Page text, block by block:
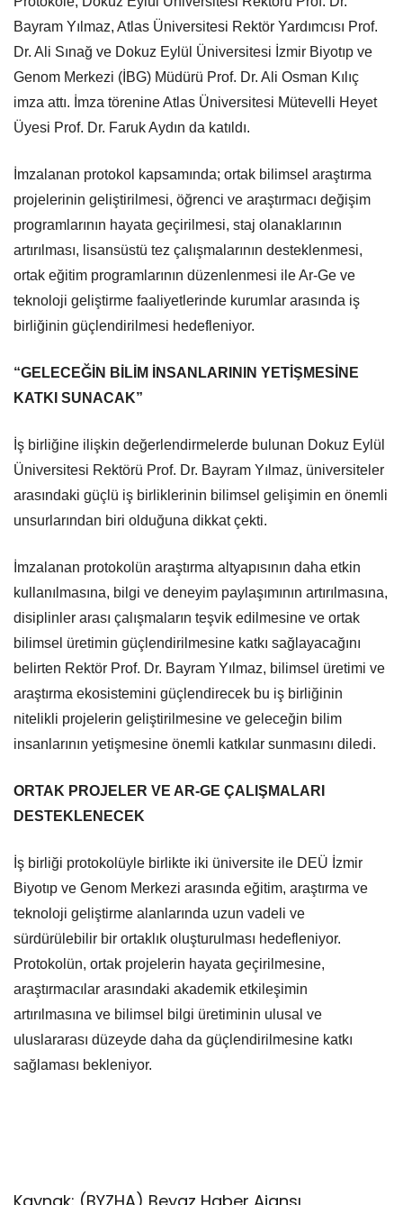
Bayram Yılmaz, Atlas Üniversitesi Rektör Yardımcısı Prof.
Dr. Ali Sınağ ve Dokuz Eylül Üniversitesi İzmir Biyotıp ve
Genom Merkezi (İBG) Müdürü Prof. Dr. Ali Osman Kılıç
imza attı. İmza törenine Atlas Üniversitesi Mütevelli Heyet
Üyesi Prof. Dr. Faruk Aydın da katıldı.
İmzalanan protokol kapsamında; ortak bilimsel araştırma
projelerinin geliştirilmesi, öğrenci ve araştırmacı değişim
programlarının hayata geçirilmesi, staj olanaklarının
artırılması, lisansüstü tez çalışmalarının desteklenmesi,
ortak eğitim programlarının düzenlenmesi ile Ar-Ge ve
teknoloji geliştirme faaliyetlerinde kurumlar arasında iş
birliğinin güçlendirilmesi hedefleniyor.
“GELECEĞİN BİLİM İNSANLARININ YETİŞMESİNE
KATKI SUNACAK”
İş birliğine ilişkin değerlendirmelerde bulunan Dokuz Eylül
Üniversitesi Rektörü Prof. Dr. Bayram Yılmaz, üniversiteler
arasındaki güçlü iş birliklerinin bilimsel gelişimin en önemli
unsurlarından biri olduğuna dikkat çekti.
İmzalanan protokolün araştırma altyapısının daha etkin
kullanılmasına, bilgi ve deneyim paylaşımının artırılmasına,
disiplinler arası çalışmaların teşvik edilmesine ve ortak
bilimsel üretimin güçlendirilmesine katkı sağlayacağını
belirten Rektör Prof. Dr. Bayram Yılmaz, bilimsel üretimi ve
araştırma ekosistemini güçlendirecek bu iş birliğinin
nitelikli projelerin geliştirilmesine ve geleceğin bilim
insanlarının yetişmesine önemli katkılar sunmasını diledi.
ORTAK PROJELER VE AR-GE ÇALIŞMALARI
DESTEKLENECEK
İş birliği protokolüyle birlikte iki üniversite ile DEÜ İzmir
Biyotıp ve Genom Merkezi arasında eğitim, araştırma ve
teknoloji geliştirme alanlarında uzun vadeli ve
sürdürülebilir bir ortaklık oluşturulması hedefleniyor.
Protokolün, ortak projelerin hayata geçirilmesine,
araştırmacılar arasındaki akademik etkileşimin
artırılmasına ve bilimsel bilgi üretiminin ulusal ve
uluslararası düzeyde daha da güçlendirilmesine katkı
sağlaması bekleniyor.